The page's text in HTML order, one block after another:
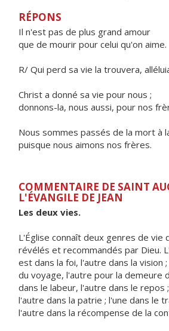
RÉPONS
Il n'est pas de plus grand amour
que de mourir pour celui qu'on aime.
R/ Qui perd sa vie la trouvera,
Christ a donné sa vie pour nous ;
donnons-la, nous aussi, pour nos
Nous sommes passés de la mort à
puisque nous aimons nos frères.
COMMENTAIRE DE SAINT
L'ÉVANGILE DE JEAN
Les deux vies.
L'Église connaît deux genres de vie
révélés et recommandés par Dieu.
est dans la foi, l'autre dans la vision
du voyage, l'autre pour la demeure
dans le labeur, l'autre dans le repos
l'autre dans la patrie ; l'une dans le
l'autre dans la récompense de la